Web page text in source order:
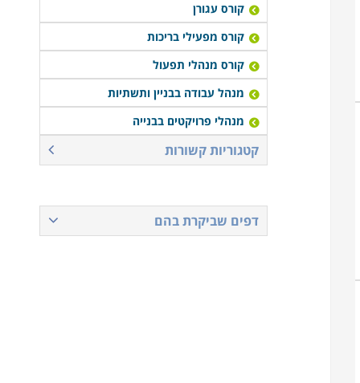
קורס עגורן
קורס מפעילי בריכות
קורס מנהלי תפעול
מנהל עבודה בבניין ותשתיות
מנהלי פרויקטים בבנייה
קטגוריות קשורות
דפים שביקרת בהם